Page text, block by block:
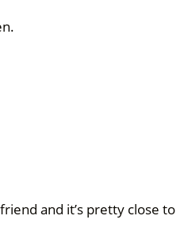
and it’s pretty close to